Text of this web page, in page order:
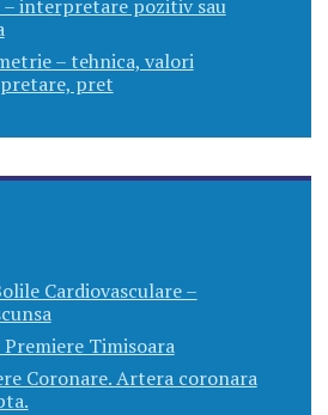
– interpretare pozitiv sau
– tehnica, valori
pret
Cardiovasculare –
Timisoara
Coronare. Artera coronara